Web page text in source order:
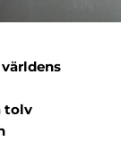
tolv